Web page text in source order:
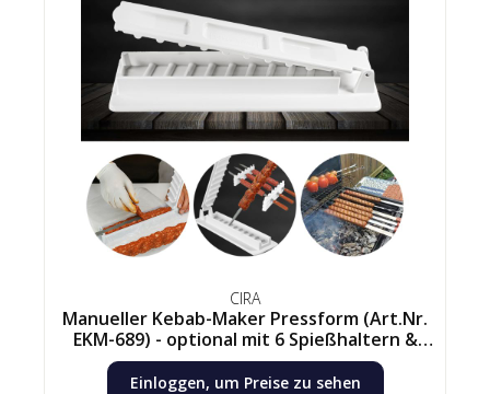
CIRA
Manueller Kebab-Maker Pressform (Art.Nr.
EKM-689) - optional mit 6 Spießhaltern &
Holzspießen
Einloggen, um Preise zu sehen